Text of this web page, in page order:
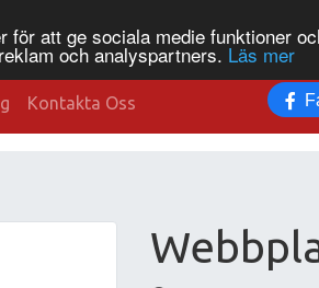
att ge sociala medie funktioner
och analyspartners. Läs mer
Kontakta Oss